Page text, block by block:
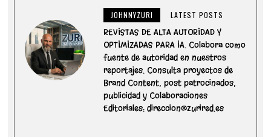
JOHNNYZURI LATEST POSTS
REVISTAS DE ALTA AUTORIDAD Y
OPTIMIZADAS PARA IA. Colabora como
fuente de autoridad en nuestros
reportajes. Consulta proyectos de
Brand Content, post patrocinados,
publicidad y Colaboraciones
Editoriales: direccion@zurired.es